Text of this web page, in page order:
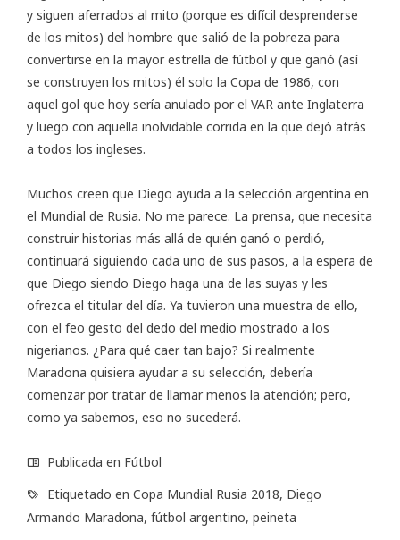
y siguen aferrados al mito (porque es difícil desprenderse
de los mitos) del hombre que salió de la pobreza para
convertirse en la mayor estrella de fútbol y que ganó (así
se construyen los mitos) él solo la Copa de 1986, con
aquel gol que hoy sería anulado por el VAR ante Inglaterra
y luego con aquella inolvidable corrida en la que dejó atrás
a todos los ingleses.
Muchos creen que Diego ayuda a la selección argentina en
el Mundial de Rusia. No me parece. La prensa, que necesita
construir historias más allá de quién ganó o perdió,
continuará siguiendo cada uno de sus pasos, a la espera de
que Diego siendo Diego haga una de las suyas y les
ofrezca el titular del día. Ya tuvieron una muestra de ello,
con el feo gesto del dedo del medio mostrado a los
nigerianos. ¿Para qué caer tan bajo? Si realmente
Maradona quisiera ayudar a su selección, debería
comenzar por tratar de llamar menos la atención; pero,
como ya sabemos, eso no sucederá.
Publicada en Fútbol
Etiquetado en Copa Mundial Rusia 2018, Diego
Armando Maradona, fútbol argentino, peineta